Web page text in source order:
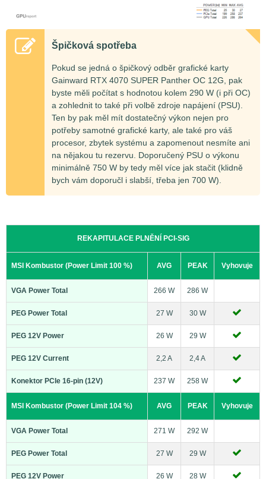
Špičková spotřeba
Pokud se jedná o špičkový odběr grafické karty
Gainward RTX 4070 SUPER Panther OC 12G, pak
byste měli počítat s hodnotou kolem 290 W (i při OC)
a zohlednit to také při volbě zdroje napájení (PSU).
Ten by pak měl mít dostatečný výkon nejen pro
potřeby samotné grafické karty, ale také pro váš
procesor, zbytek systému a zapomenout nesmíte ani
na nějakou tu rezervu. Doporučený PSU o výkonu
minimálně 750 W by tedy měl více jak stačit (klidně
bych vám doporučl i slabší, třeba jen 700 W).
REKAPITULACE PLNĚNÍ PCI-SIG
MSI Kombustor (Power Limit 100 %) AVG PEAK Vyhovuje
VGA Power Total 266 W 286 W
PEG Power Total 27 W 30 W
PEG 12V Power 26 W 29 W
PEG 12V Current 2,2 A 2,4 A
Konektor PCIe 16-pin (12V) 237 W 258 W
MSI Kombustor (Power Limit 104 %) AVG PEAK Vyhovuje
VGA Power Total 271 W 292 W
PEG Power Total 27 W 29 W
PEG 12V Power 26 W 28 W